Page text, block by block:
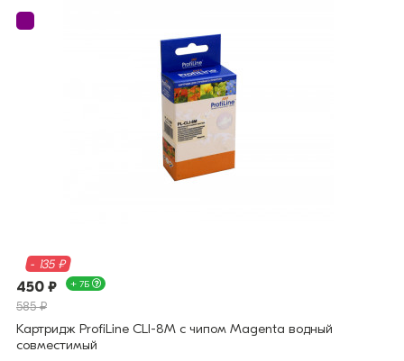
- 135 ₽
450 ₽ + 7Б
585 ₽
Картридж ProfiLine CLI-8M с чипом Magenta водный
совместимый